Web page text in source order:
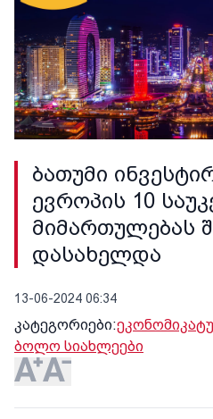
ბათუმი
ევროპის 10
მიმართულებას
დასახელდა
13-06-2024 06:34
კატეგორიები:ეკონომიკა
ბოლო სიახლეები